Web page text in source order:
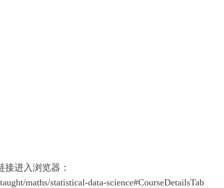
进入浏览器：
maths/statistical-data-science#CourseDetailsTab